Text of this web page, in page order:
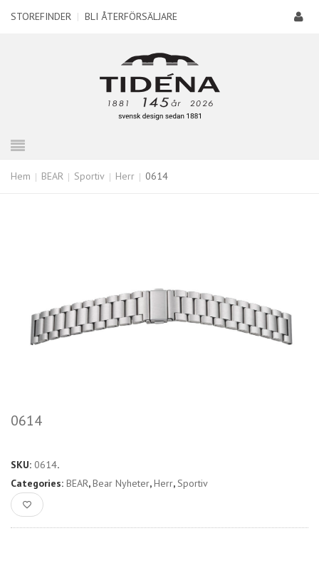
STOREFINDER | BLI ÅTERFÖRSÄLJARE
Hem BEAR Sportiv Herr 0614
0614
SKU: 0614.
Categories: BEAR,Bear Nyheter,Herr,Sportiv